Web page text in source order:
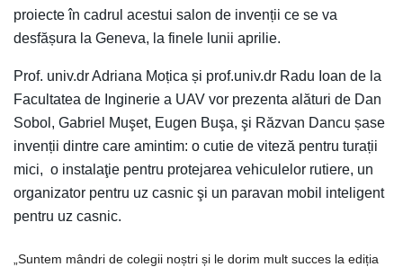
proiecte în cadrul acestui salon de invenții ce se va
desfășura la Geneva, la finele lunii aprilie.
Prof. univ.dr Adriana Moțica și prof.univ.dr Radu Ioan de la
Facultatea de Inginerie a UAV vor prezenta alături de Dan
Sobol, Gabriel Muşet, Eugen Buşa, şi Răzvan Dancu șase
invenții dintre care amintim: o cutie de viteză pentru turații
mici, o instalaţie pentru protejarea vehiculelor rutiere, un
organizator pentru uz casnic şi un paravan mobil inteligent
pentru uz casnic.
„Suntem mândri de colegii noștri și le dorim mult succes la ediția